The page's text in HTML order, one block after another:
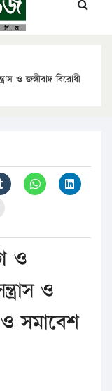
ও জঙ্গীবাদ বিরোধী
ও
ও
ও সমাবেশ